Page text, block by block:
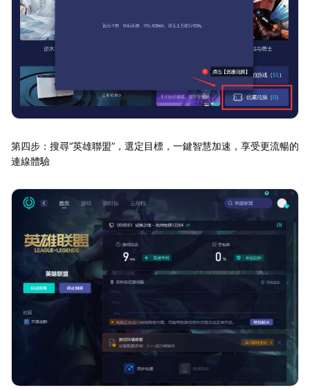
第四步：搜尋“英雄聯盟”，選定目標，一鍵智慧加速，享受更流暢的
連線體驗